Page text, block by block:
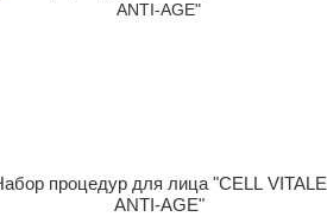
процедур для лица "CELL VITALE
ANTI-AGE"